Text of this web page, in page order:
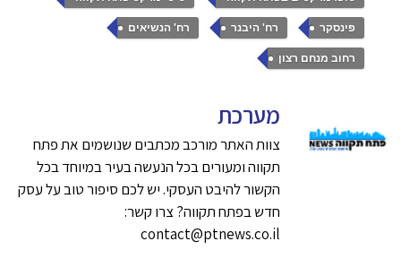
פינסקר , רח' היבנר , רח' הנשיאים ,
רחוב מנחם רצון
מערכת
צוות האתר מורכב מכתבים שנושמים את פתח
תקווה ומעורים בכל הנעשה בעיר במיוחד בכל
הקשור להיבט העסקי. יש לכם סיפור טוב על עסק
חדש בפתח תקווה? צרו קשר:
contact@ptnews.co.il